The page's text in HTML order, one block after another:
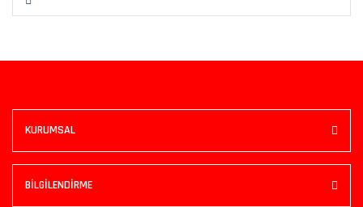
KURUMSAL
BİLGİLENDİRME